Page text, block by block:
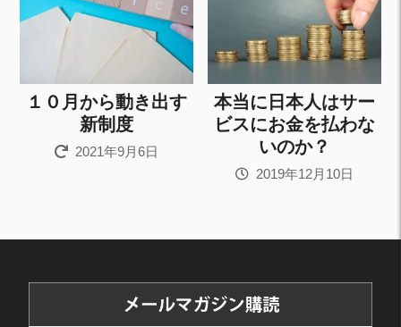
１０月から動き出す
新制度
2021年9月6日
本当に日本人はサー
ビスにお金を払わな
いのか？
2019年12月10日